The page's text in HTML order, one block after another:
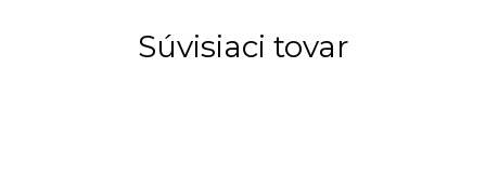
Súvisiaci tovar